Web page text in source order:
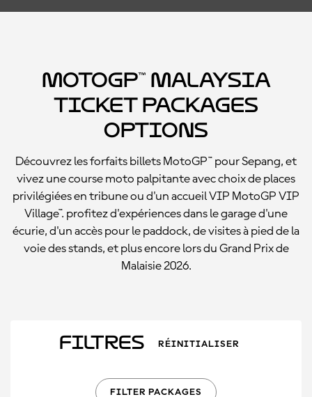
MotoGP™ Malaysia
Ticket Packages
Options
Découvrez les forfaits billets MotoGP™ pour Sepang, et
vivez une course moto palpitante avec choix de places
privilégiées en tribune ou d'un accueil VIP MotoGP VIP
Village™. profitez d'expériences dans le garage d'une
écurie, d'un accès pour le paddock, de visites à pied de la
voie des stands, et plus encore lors du Grand Prix de
Malaisie 2026.
Filtres RÉINITIALISER
FILTER PACKAGES